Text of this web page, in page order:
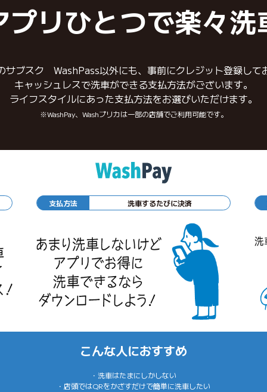
プリひとつで楽々洗
サブスク WashPass以外にも、事前にクレジット登録して
キャッシュレスで洗車ができる支払方法がございます。
ライフスタイルにあった支払方法をお選びいただけます。
※WashPay、Washプリカは一部の店舗でご利用可能です。
支払方法 洗車するたびに決済
こんな人におすすめ
・洗車はたまにしかしない
・店頭ではQRをかざすだけで簡単に洗車したい